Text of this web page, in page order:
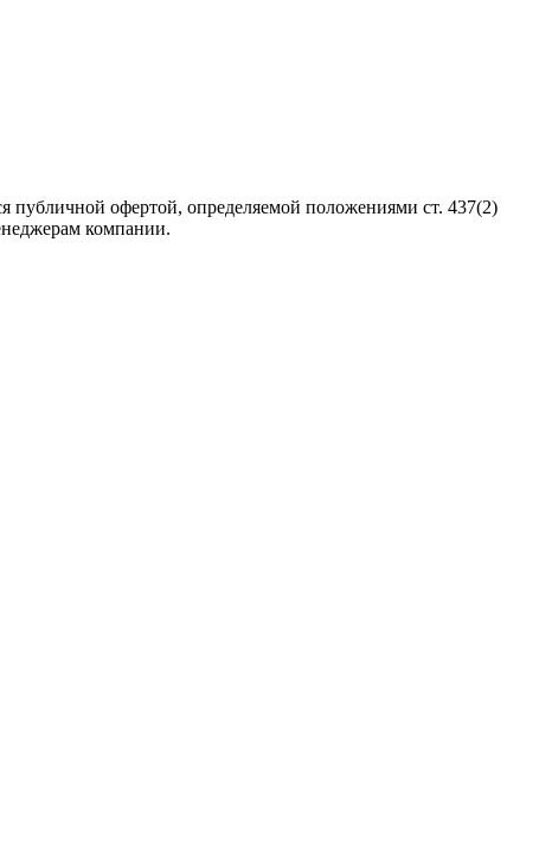
публичной офертой, определяемой положениями ст. 437(2)
компании.